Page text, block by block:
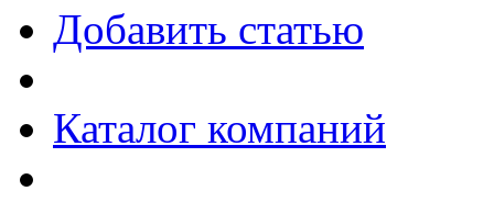
Добавить статью
Каталог компаний